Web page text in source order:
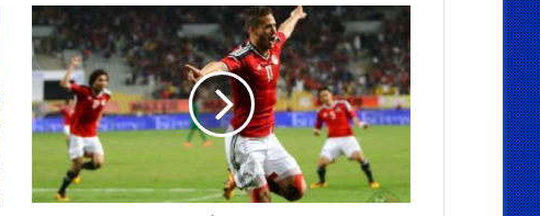
بعد
فوز
الفراعنة..
هاشتاج
"يا
افريقيا
عيالك
المنتخب